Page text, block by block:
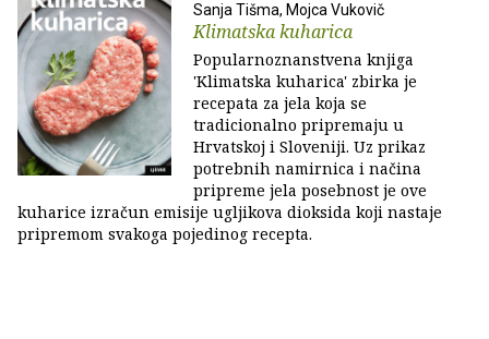
Sanja Tišma, Mojca Vukovič
Klimatska kuharica
Popularnoznanstvena knjiga
'Klimatska kuharica' zbirka je
recepata za jela koja se
tradicionalno pripremaju u
Hrvatskoj i Sloveniji. Uz prikaz
potrebnih namirnica i načina
pripreme jela posebnost je ove
kuharice izračun emisije ugljikova dioksida koji nastaje
pripremom svakoga pojedinog recepta.